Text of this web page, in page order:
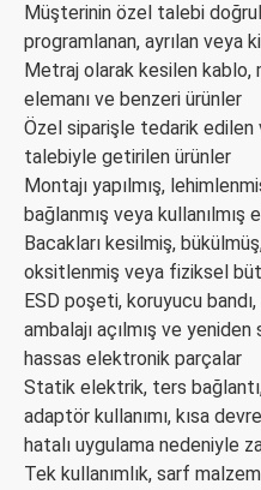
Müşterinin özel talebi
programlanan, ayrılan veya
Metraj olarak kesilen kablo,
elemanı ve benzeri ürünler
Özel siparişle tedarik edilen
talebiyle getirilen ürünler
Montajı yapılmış,
bağlanmış veya
Bacakları kesilmiş,
oksitlenmiş veya fiziksel
ESD poşeti, koruyucu
ambalajı açılmış ve
hassas elektronik parçalar
Statik elektrik, ters bağlantı,
adaptör kullanımı, kısa
hatalı uygulama nedeniyle
Tek kullanımlık, sarf